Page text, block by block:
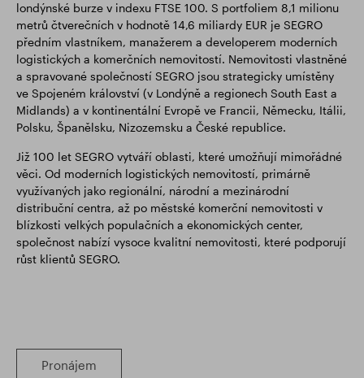
londýnské burze v indexu FTSE 100. S portfoliem 8,1 milionu
metrů čtverečních v hodnotě 14,6 miliardy EUR je SEGRO
předním vlastníkem, manažerem a developerem moderních
logistických a komerčních nemovitostí. Nemovitosti vlastněné
a spravované společností SEGRO jsou strategicky umístěny
ve Spojeném království (v Londýně a regionech South East a
Midlands) a v kontinentální Evropě ve Francii, Německu, Itálii,
Polsku, Španělsku, Nizozemsku a České republice.
Již 100 let SEGRO vytváří oblasti, které umožňují mimořádné
věci. Od moderních logistických nemovitostí, primárně
využívaných jako regionální, národní a mezinárodní
distribuční centra, až po městské komerční nemovitosti v
blízkosti velkých populačních a ekonomických center,
společnost nabízí vysoce kvalitní nemovitosti, které podporují
růst klientů SEGRO.
Pronájem